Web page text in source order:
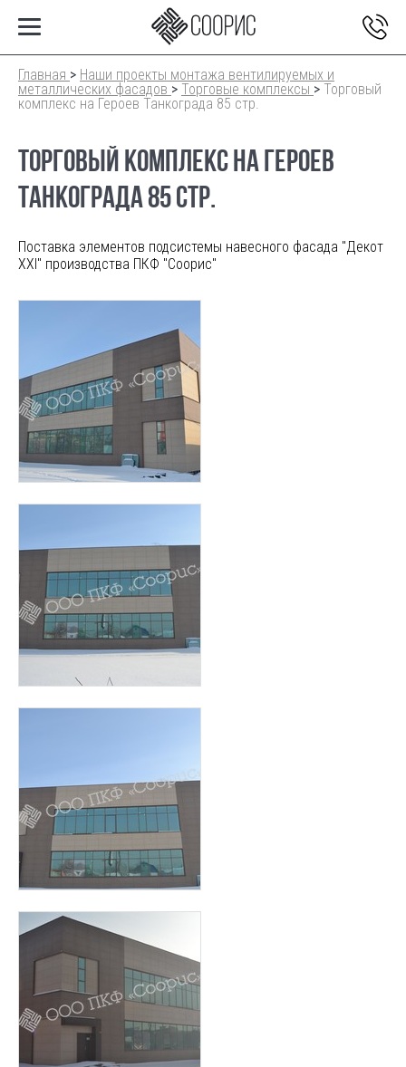
Главная > Наши проекты монтажа вентилируемых и
металлических фасадов > Торговые комплексы > Торговый
комплекс на Героев Танкограда 85 стр.
ТОРГОВЫЙ КОМПЛЕКС НА ГЕРОЕВ
ТАНКОГРАДА 85 СТР.
Поставка элементов подсистемы навесного фасада "Декот
XXI" производства ПКФ "Соорис"